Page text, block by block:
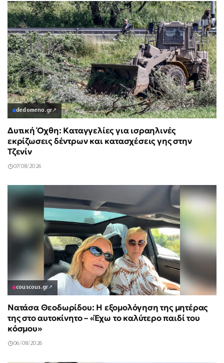
dedomeno.gr↗
Δυτική Όχθη: Καταγγελίες για ισραηλινές
εκρίζωσεις δέντρων και κατασχέσεις γης στην
Τζενίν
07/08/2026
couscous.gr↗
Νατάσα Θεοδωρίδου: Η εξομολόγηση της μητέρας
της στο αυτοκίνητο – «Έχω το καλύτερο παιδί του
κόσμου»
06/08/2026